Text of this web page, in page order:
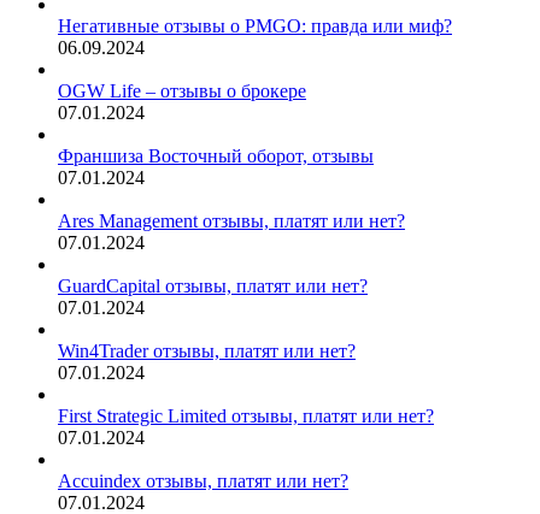
Негативные отзывы о PMGO: правда или миф?
06.09.2024
OGW Life – отзывы о брокере
07.01.2024
Франшиза Восточный оборот, отзывы
07.01.2024
Ares Management отзывы, платят или нет?
07.01.2024
GuardCapital отзывы, платят или нет?
07.01.2024
Win4Trader отзывы, платят или нет?
07.01.2024
First Strategic Limited отзывы, платят или нет?
07.01.2024
Accuindex отзывы, платят или нет?
07.01.2024